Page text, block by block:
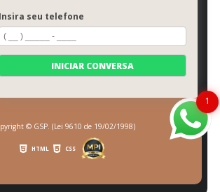
Galeria
Categorias
Contato
Mapa do site
© GSP. (Lei 9610 de 19/02/1998)
HTML CSS
1
Insira seu telefone
INICIAR CONVERSA